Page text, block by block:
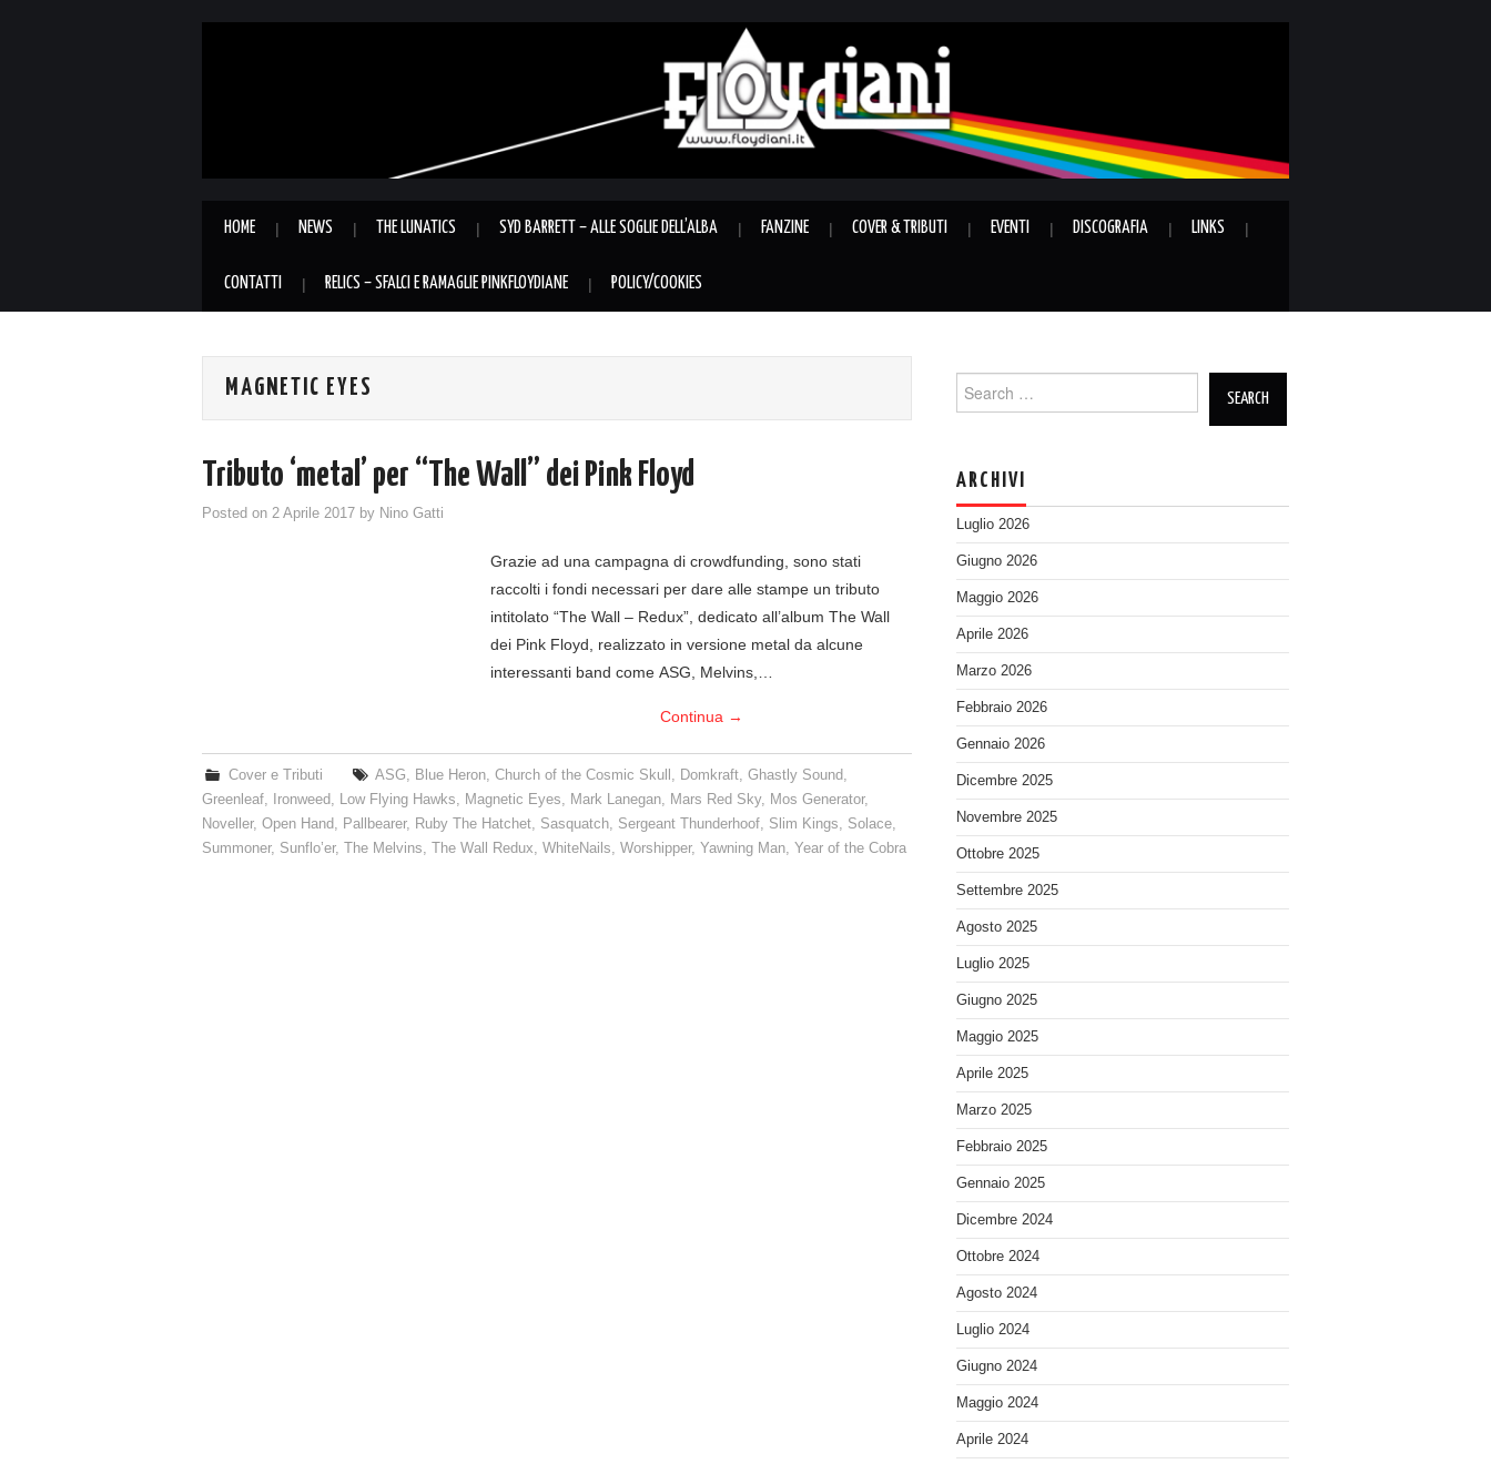
HOME NEWS THE LUNATICS SYD BARRETT – ALLE SOGLIE DELL’ALBA FANZINE COVER & TRIBUTI EVENTI DISCOGRAFIA LINKS
CONTATTI RELICS – SFALCI E RAMAGLIE PINKFLOYDIANE POLICY/COOKIES
MAGNETIC EYES
Tributo ‘metal’ per “The Wall” dei Pink Floyd
Posted on 2 Aprile 2017 by Nino Gatti
Grazie ad una campagna di crowdfunding, sono stati
raccolti i fondi necessari per dare alle stampe un tributo
intitolato “The Wall – Redux”, dedicato all’album The Wall
dei Pink Floyd, realizzato in versione metal da alcune
interessanti band come ASG, Melvins,…
Continua →
Cover e Tributi ASG Blue Heron ,Church of the Cosmic Skull Domkraft ,Ghastly Sound
Greenleaf
Ironweed Low Flying Hawks Magnetic Eyes Mark Lanegan Mars Red Sky, Mos Generator,
Noveller, Open Hand Pallbearer, Ruby The Hatchet Sasquatch Sergeant Thunderhoof Slim Kings Solace
Summoner, Sunflo’er, The Melvins The Wall Redux WhiteNails Worshipper, Yawning Man Year of the Cobra
for:
ARCHIVI
Luglio 2026
Giugno 2026
Maggio 2026
Aprile 2026
Marzo 2026
Febbraio 2026
Gennaio 2026
Dicembre 2025
Novembre 2025
Ottobre 2025
Settembre 2025
Agosto 2025
Luglio 2025
Giugno 2025
Maggio 2025
Aprile 2025
Marzo 2025
Febbraio 2025
Gennaio 2025
Dicembre 2024
Ottobre 2024
Agosto 2024
Luglio 2024
Giugno 2024
Maggio 2024
Aprile 2024